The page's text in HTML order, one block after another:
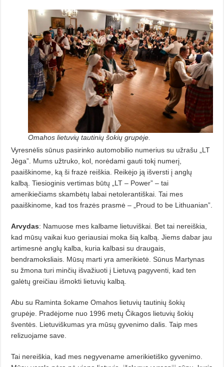
Omahos lietuvių tautinių šokių grupėje.
Vyresnėlis sūnus pasirinko automobilio numerius su užrašu „LT
Jėga”. Mums užtruko, kol, norėdami gauti tokį numerį,
paaiškinome, ką ši frazė reiškia. Reikėjo ją išversti į anglų
kalbą. Tiesioginis vertimas būtų „LT – Power” – tai
amerikiečiams skambėtų labai netolerantiškai. Tai mes
paaiškinome, kad tos frazės prasmė – „Proud to be Lithuanian”.
Arvydas: Namuose mes kalbame lietuviškai. Bet tai nereiškia,
kad mūsų vaikai kuo geriausiai moka šią kalbą. Jiems dabar jau
artimesnė anglų kalba, kuria kalbasi su draugais,
bendramoksliais. Mūsų marti yra amerikietė. Sūnus Martynas
su žmona turi minčių išvažiuoti į Lietuvą pagyventi, kad ten
galėtų greičiau išmokti lietuvių kalbą.
Abu su Raminta šokame Omahos lietuvių tautinių šokių
grupėje. Pradėjome nuo 1996 metų Čikagos lietuvių šokių
šventės. Lietuviškumas yra mūsų gyvenimo dalis. Taip mes
relizuojame save.
Tai nereiškia, kad mes negyvename amerikietiško gyvenimo.